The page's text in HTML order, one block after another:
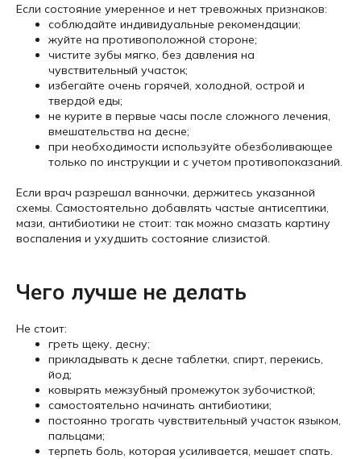
Если состояние умеренное и нет тревожных признаков:
соблюдайте индивидуальные рекомендации;
жуйте на противоположной стороне;
чистите зубы мягко, без давления на
чувствительный участок;
избегайте очень горячей, холодной, острой и
твердой еды;
не курите в первые часы после сложного лечения,
вмешательства на десне;
при необходимости используйте обезболивающее
только по инструкции и с учетом противопоказаний.
Если врач разрешал ванночки, держитесь указанной
схемы. Самостоятельно добавлять частые антисептики,
мази, антибиотики не стоит: так можно смазать картину
воспаления и ухудшить состояние слизистой.
Чего лучше не делать
Не стоит:
греть щеку, десну;
прикладывать к десне таблетки, спирт, перекись,
йод;
ковырять межзубный промежуток зубочисткой;
самостоятельно начинать антибиотики;
постоянно трогать чувствительный участок языком,
пальцами;
терпеть боль, которая усиливается, мешает спать.